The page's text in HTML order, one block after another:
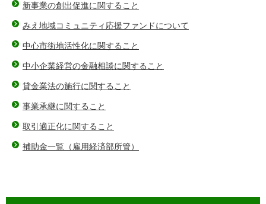
新事業の創出促進に関すること
みえ地域コミュニティ応援ファンドについて
中心市街地活性化に関すること
中小企業経営の金融相談に関すること
貸金業法の施行に関すること
事業承継に関すること
取引適正化に関すること
補助金一覧（雇用経済部所管）